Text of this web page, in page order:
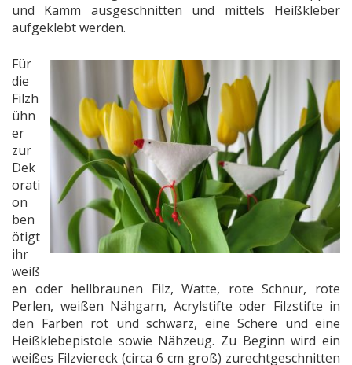
und Kamm ausgeschnitten und mittels Heißkleber
aufgeklebt werden.
Für
die
Filzh
ühn
er
zur
Dek
orati
on
ben
ötigt
ihr
weiß
en oder hellbraunen Filz, Watte, rote Schnur, rote
Perlen, weißen Nähgarn, Acrylstifte oder Filzstifte in
den Farben rot und schwarz, eine Schere und eine
Heißklebepistole sowie Nähzeug. Zu Beginn wird ein
weißes Filzviereck (circa 6 cm groß) zurechtgeschnitten